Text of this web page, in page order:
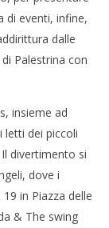
di eventi, infine,
dalle
Palestrina con
insieme ad
letti dei piccoli
divertimento si
dove i
in Piazza delle
& The swing